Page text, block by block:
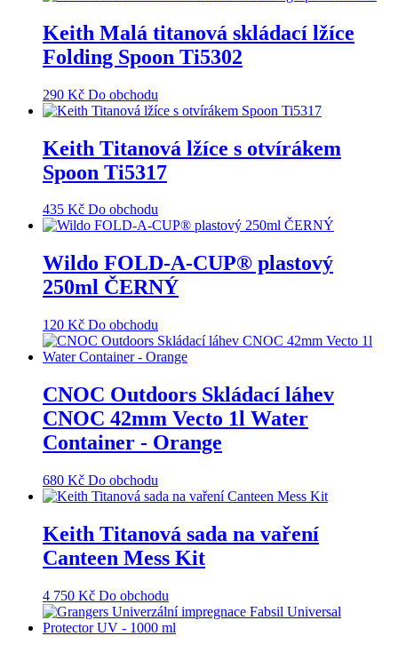
Keith Malá titanová skládací lžíce
Folding Spoon Ti5302
290 Kč Do obchodu
Keith Titanová lžíce s otvírákem
Spoon Ti5317
435 Kč Do obchodu
Wildo FOLD-A-CUP® plastový
250ml ČERNÝ
120 Kč Do obchodu
CNOC Outdoors Skládací láhev
CNOC 42mm Vecto 1l Water
Container - Orange
680 Kč Do obchodu
Keith Titanová sada na vaření
Canteen Mess Kit
4 750 Kč Do obchodu